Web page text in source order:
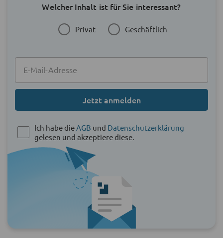
Welcher Inhalt ist für Sie interessant?
Privat Geschäftlich
Jetzt anmelden
Ich habe die AGB und Datenschutzerklärung
gelesen und akzeptiere diese.